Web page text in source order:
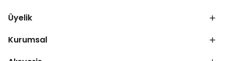
Üyelik
Kurumsal